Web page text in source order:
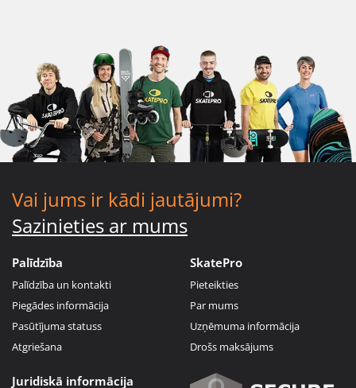
Vai jums ir kādi jautājumi?
Sazinieties ar mums
Palīdzība
Palīdzība un kontakti
Piegādes informācija
Pasūtījuma statuss
Atgriešana
SkatePro
Pieteikties
Par mums
Uzņēmuma informācija
Drošs maksājums
Juridiskā informācija